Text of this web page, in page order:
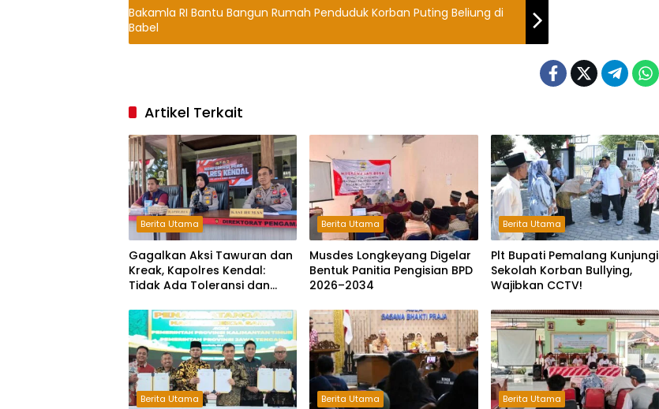
Bakamla RI Bantu Bangun Rumah Penduduk Korban Puting Beliung di
Babel
Artikel Terkait
Berita Utama
Gagalkan Aksi Tawuran dan
Kreak, Kapolres Kendal:
Tidak Ada Toleransi dan
Kejahatan Jalanan
Berita Utama
Musdes Longkeyang Digelar
Bentuk Panitia Pengisian BPD
2026–2034
Berita Utama
Plt Bupati Pemalang Kunjungi
Sekolah Korban Bullying,
Wajibkan CCTV!
Berita Utama Berita Utama Berita Utama